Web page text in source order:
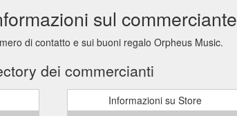
sul commerciante
di contatto e sui buoni regalo Orpheus Music.
dei commercianti
Informazioni su Store